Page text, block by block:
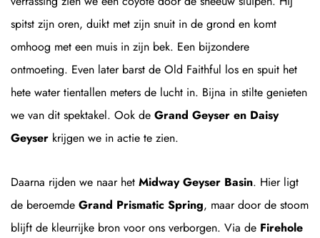
spitst zijn oren, duikt met zijn snuit in de grond en komt
omhoog met een muis in zijn bek. Een bijzondere
ontmoeting. Even later barst de Old Faithful los en spuit het
hete water tientallen meters de lucht in. Bijna in stilte genieten
we van dit spektakel. Ook de Grand Geyser en Daisy
Geyser krijgen we in actie te zien.
Daarna rijden we naar het Midway Geyser Basin. Hier ligt
de beroemde Grand Prismatic Spring, maar door de stoom
blijft de kleurrijke bron voor ons verborgen. Via de Firehole